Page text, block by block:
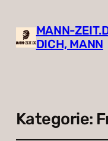
MANN-
DICH, MANN
Kategorie: